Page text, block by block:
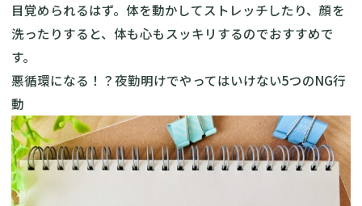
目覚められるはず。体を動かしてストレッチしたり、顔を
洗ったりすると、体も心もスッキリするのでおすすめで
す。
悪循環になる！？夜勤明けでやってはいけない5つのNG行
動